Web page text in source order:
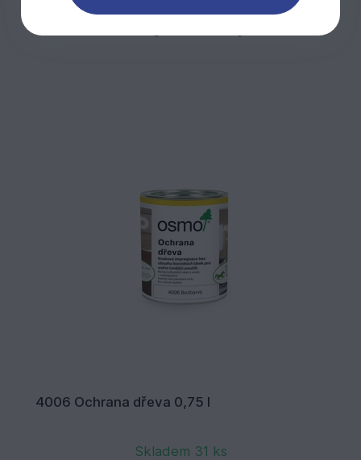
Mohlo by Vás zajímat
4006 Ochrana dřeva 0,75 l
Skladem 31 ks